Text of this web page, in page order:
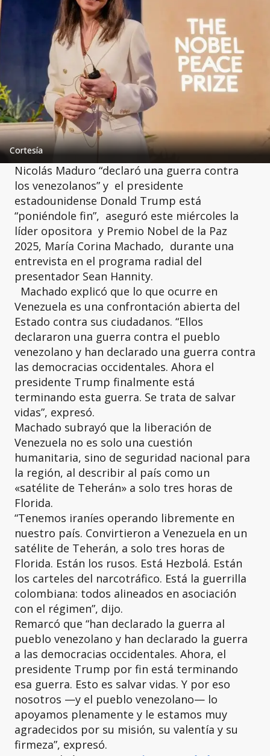
Cortesía
Nicolás Maduro “declaró una guerra contra
los venezolanos” y el presidente
estadounidense Donald Trump está
“poniéndole fin”, aseguró este miércoles la
líder opositora y Premio Nobel de la Paz
2025, María Corina Machado, durante una
entrevista en el programa radial del
presentador Sean Hannity.
Machado explicó que lo que ocurre en
Venezuela es una confrontación abierta del
Estado contra sus ciudadanos. “Ellos
declararon una guerra contra el pueblo
venezolano y han declarado una guerra contra
las democracias occidentales. Ahora el
presidente Trump finalmente está
terminando esta guerra. Se trata de salvar
vidas”, expresó.
Machado subrayó que la liberación de
Venezuela no es solo una cuestión
humanitaria, sino de seguridad nacional para
la región, al describir al país como un
«satélite de Teherán» a solo tres horas de
Florida.
“Tenemos iraníes operando libremente en
nuestro país. Convirtieron a Venezuela en un
satélite de Teherán, a solo tres horas de
Florida. Están los rusos. Está Hezbolá. Están
los carteles del narcotráfico. Está la guerrilla
colombiana: todos alineados en asociación
con el régimen”, dijo.
Remarcó que “han declarado la guerra al
pueblo venezolano y han declarado la guerra
a las democracias occidentales. Ahora, el
presidente Trump por fin está terminando
esa guerra. Esto es salvar vidas. Y por eso
nosotros —y el pueblo venezolano— lo
apoyamos plenamente y le estamos muy
agradecidos por su misión, su valentía y su
firmeza”, expresó.